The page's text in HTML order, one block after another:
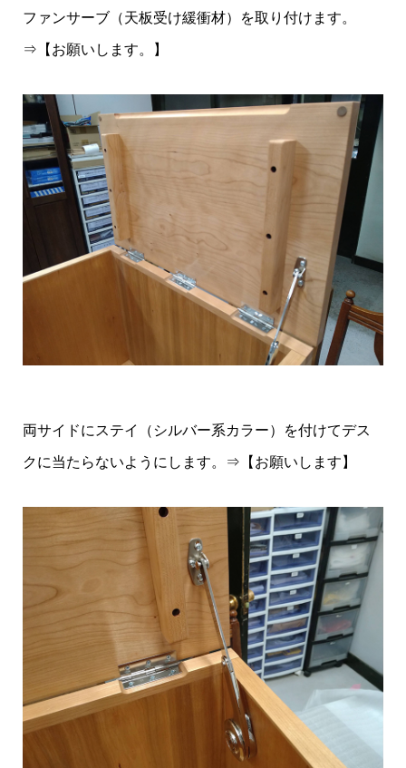
ファンサーブ（天板受け緩衝材）を取り付けます。
⇒【お願いします。】
両サイドにステイ（シルバー系カラー）を付けてデス
クに当たらないようにします。⇒【お願いします】